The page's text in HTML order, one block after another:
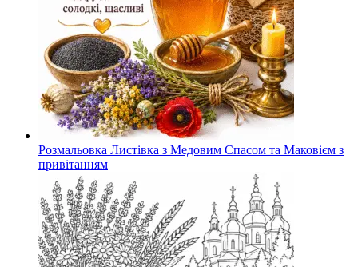
Розмальовка Листівка з Медовим Спасом та Маковієм з
привітанням